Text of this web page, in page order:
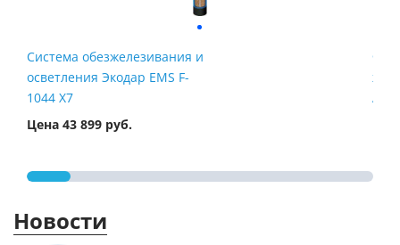
Система обезжелезивания и
осветления Экодар EMS F-
1044 X7
Цена 43 899 руб.
Новости